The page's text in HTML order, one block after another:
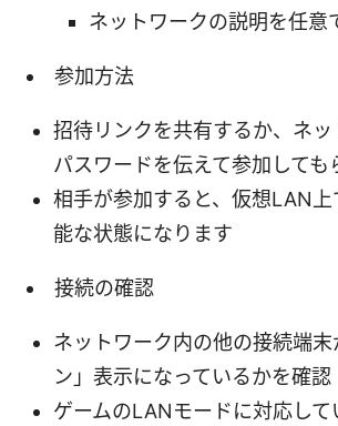
ネットワークの説明を任意
参加方法
招待リンクを共有するか、ネッ
パスワードを伝えて参加しても
相手が参加すると、仮想LAN上
能な状態になります
接続の確認
ネットワーク内の他の接続端末
ン」表示になっているかを確認
ゲームのLANモードに対応して